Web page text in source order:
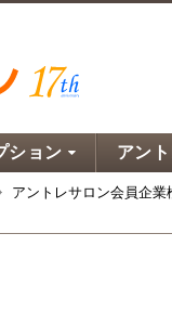
ション アン
アントレサロン会員企業